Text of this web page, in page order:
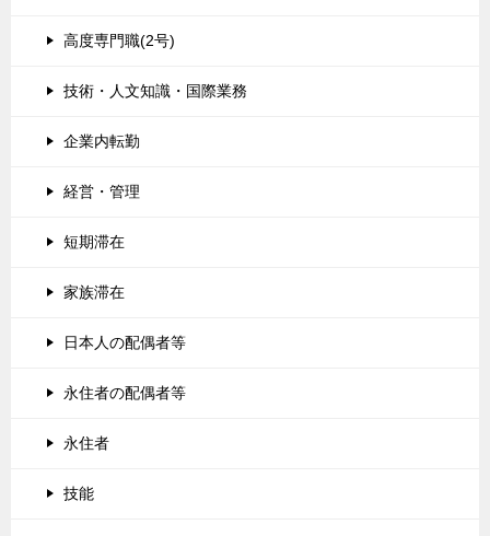
高度専門職(2号)
技術・人文知識・国際業務
企業内転勤
経営・管理
短期滞在
家族滞在
日本人の配偶者等
永住者の配偶者等
永住者
技能